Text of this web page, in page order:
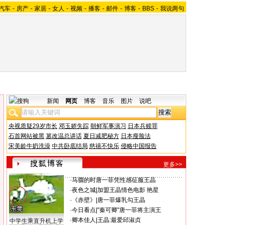
车 - 房产 - 家居 - 女人 - 视频 - 播客 - 邮件 - 博客 - BBS - 我说两句
新闻 网页 博客 音乐 图片 说吧
央视质疑29岁市长 邓玉娇失踪 朝鲜军事演习 日本兵赎罪
石首网站被黑 篡改温总讲话 夏日减肥秘方 日本瘦脸法
宋美龄牛奶洗澡 中共卧底结局 慈禧不快乐 侵略中国报告
更多>>
中学生乘直升机上学
·马骝的时唐一菲凭性感征服王晶
·夜色之城| 加盟王晶情色电影 艳星
· 《赤壁》
唐一菲爆乳勾王晶
·今日看点 "秦可卿"唐一菲将主演王
·卿本佳人 王晶:最爱邱淑贞